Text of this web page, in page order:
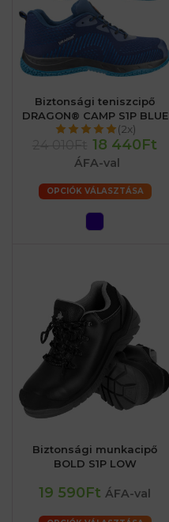
Biztonsági teniszcipő
DRAGON® CAMP S1P BLUE
(2x)
18 440Ft
ÁFA-val
OPCIÓK VÁLASZTÁSA
Biztonsági munkacipő
BOLD S1P LOW
19 590Ft ÁFA-val